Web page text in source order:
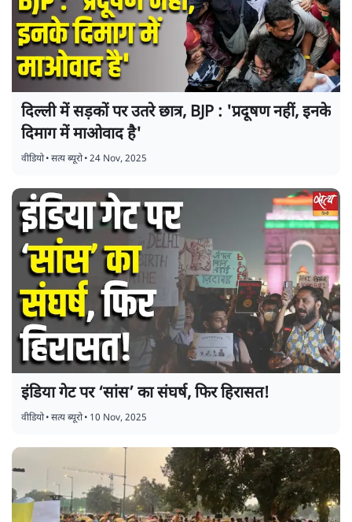
दिल्ली में सड़कों पर उतरे छात्र, BJP : 'प्रदूषण नहीं, इनके
दिमाग में माओवाद है'
वीडियो•सत्य ब्यूरो•24 Nov, 2025
इंडिया गेट पर ‘सांस’ का संघर्ष, फिर हिरासत!
वीडियो•सत्य ब्यूरो• 10 Nov, 2025